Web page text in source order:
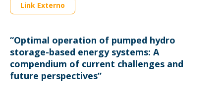
Link Externo
“Optimal operation of pumped hydro
storage-based energy systems: A
compendium of current challenges and
future perspectives”